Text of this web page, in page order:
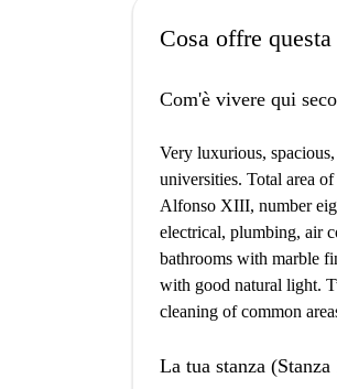
Cosa offre
Com'è vivere qui
Very luxurious,
universities. Total area
Alfonso XIII, number
electrical, plumbing, air
bathrooms with marble
with good natural light.
cleaning of common
La tua stanza (Stanza